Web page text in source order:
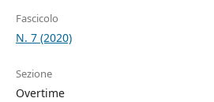
Fascicolo
N. 7 (2020)
Sezione
Overtime